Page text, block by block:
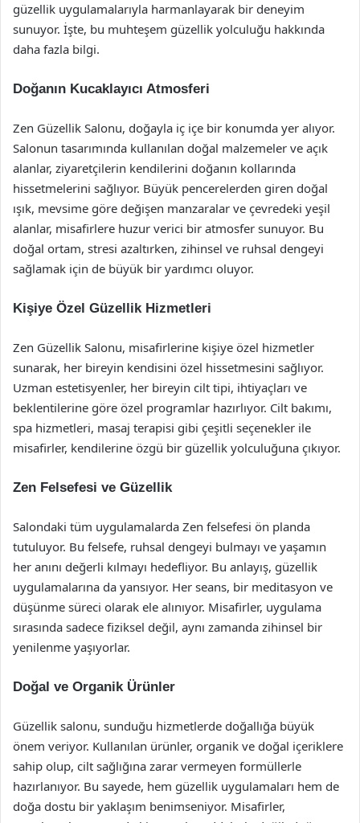
güzellik uygulamalarıyla harmanlayarak bir deneyim
sunuyor. İşte, bu muhteşem güzellik yolculuğu hakkında
daha fazla bilgi.
Doğanın Kucaklayıcı Atmosferi
Zen Güzellik Salonu, doğayla iç içe bir konumda yer alıyor.
Salonun tasarımında kullanılan doğal malzemeler ve açık
alanlar, ziyaretçilerin kendilerini doğanın kollarında
hissetmelerini sağlıyor. Büyük pencerelerden giren doğal
ışık, mevsime göre değişen manzaralar ve çevredeki yeşil
alanlar, misafirlere huzur verici bir atmosfer sunuyor. Bu
doğal ortam, stresi azaltırken, zihinsel ve ruhsal dengeyi
sağlamak için de büyük bir yardımcı oluyor.
Kişiye Özel Güzellik Hizmetleri
Zen Güzellik Salonu, misafirlerine kişiye özel hizmetler
sunarak, her bireyin kendisini özel hissetmesini sağlıyor.
Uzman estetisyenler, her bireyin cilt tipi, ihtiyaçları ve
beklentilerine göre özel programlar hazırlıyor. Cilt bakımı,
spa hizmetleri, masaj terapisi gibi çeşitli seçenekler ile
misafirler, kendilerine özgü bir güzellik yolculuğuna çıkıyor.
Zen Felsefesi ve Güzellik
Salondaki tüm uygulamalarda Zen felsefesi ön planda
tutuluyor. Bu felsefe, ruhsal dengeyi bulmayı ve yaşamın
her anını değerli kılmayı hedefliyor. Bu anlayış, güzellik
uygulamalarına da yansıyor. Her seans, bir meditasyon ve
düşünme süreci olarak ele alınıyor. Misafirler, uygulama
sırasında sadece fiziksel değil, aynı zamanda zihinsel bir
yenilenme yaşıyorlar.
Doğal ve Organik Ürünler
Güzellik salonu, sunduğu hizmetlerde doğallığa büyük
önem veriyor. Kullanılan ürünler, organik ve doğal içeriklere
sahip olup, cilt sağlığına zarar vermeyen formüllerle
hazırlanıyor. Bu sayede, hem güzellik uygulamaları hem de
doğa dostu bir yaklaşım benimseniyor. Misafirler,